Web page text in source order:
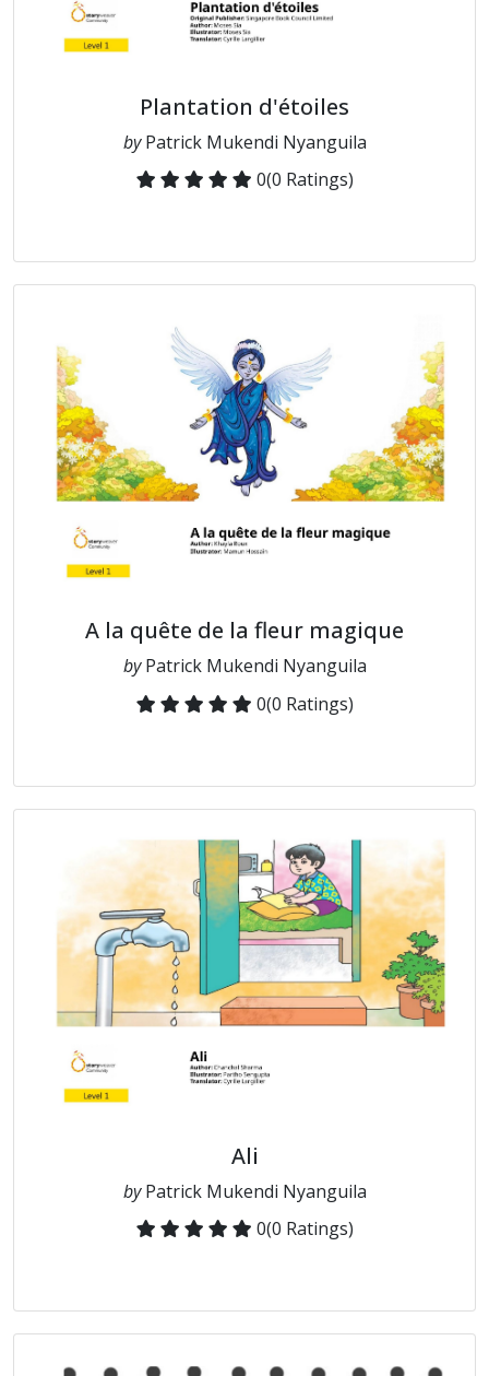
Plantation d'étoiles
byPatrick Mukendi Nyanguila
0(0 Ratings)
A la quête de la fleur magique
byPatrick Mukendi Nyanguila
0(0 Ratings)
Ali
byPatrick Mukendi Nyanguila
0(0 Ratings)